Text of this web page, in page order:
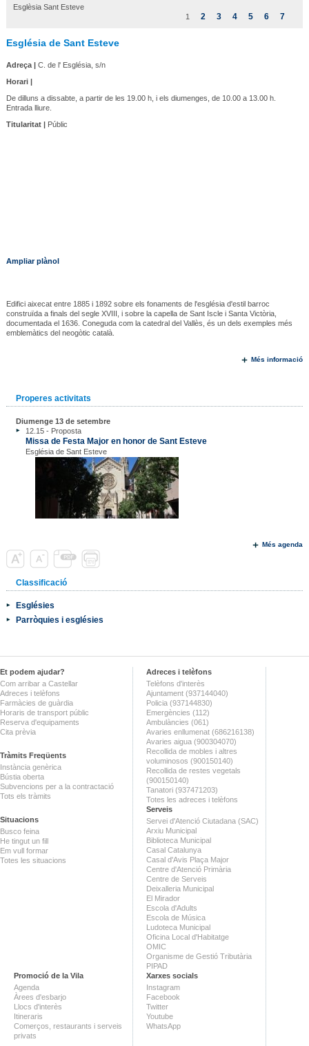
Esglèsia Sant Esteve
1
2 3 4 5 6 7
Església de Sant Esteve
Adreça |C. de l' Església, s/n
Horari |
De dilluns a dissabte, a partir de les 19.00 h, i els diumenges, de 10.00 a 13.00 h.
Entrada lliure.
Titularitat |Públic
Ampliar plànol
Edifici aixecat entre 1885 i 1892 sobre els fonaments de l'església d'estil barroc
construïda a finals del segle XVIII, i sobre la capella de Sant Iscle i Santa Victòria,
documentada el 1636. Coneguda com la catedral del Vallès, és un dels exemples més
emblemàtics del neogòtic català.
Més informació
Properes activitats
Diumenge 13 de setembre
12.15 - Proposta
Missa de Festa Major en honor de Sant Esteve
Església de Sant Esteve
Més agenda
Classificació
Esglésies
Parròquies i esglésies
Et podem ajudar?
Com arribar a Castellar
Adreces i telèfons
Farmàcies de guàrdia
Horaris de transport públic
Reserva d'equipaments
Cita prèvia
Tràmits Freqüents
Instància genèrica
Bústia oberta
Subvencions per a la contractació
Tots els tràmits
Situacions
Busco feina
He tingut un fill
Em vull formar
Totes les situacions
Adreces i telèfons
Telèfons d'interès
Ajuntament (937144040)
Policia (937144830)
Emergències (112)
Ambulàncies (061)
Avaries enllumenat (686216138)
Avaries aigua (900304070)
Recollida de mobles i altres
voluminosos (900150140)
Recollida de restes vegetals
(900150140)
Tanatori (937471203)
Totes les adreces i telèfons
Serveis
Servei d'Atenció Ciutadana (SAC)
Arxiu Municipal
Biblioteca Municipal
Casal Catalunya
Casal d'Avis Plaça Major
Centre d'Atenció Primària
Centre de Serveis
Deixalleria Municipal
El Mirador
Escola d'Adults
Escola de Música
Ludoteca Municipal
Oficina Local d'Habitatge
OMIC
Organisme de Gestió Tributària
PIPAD
Promoció de la Vila
Agenda
Àrees d'esbarjo
Llocs d'interès
Itineraris
Comerços, restaurants i serveis
privats
Xarxes socials
Instagram
Facebook
Twitter
Youtube
WhatsApp